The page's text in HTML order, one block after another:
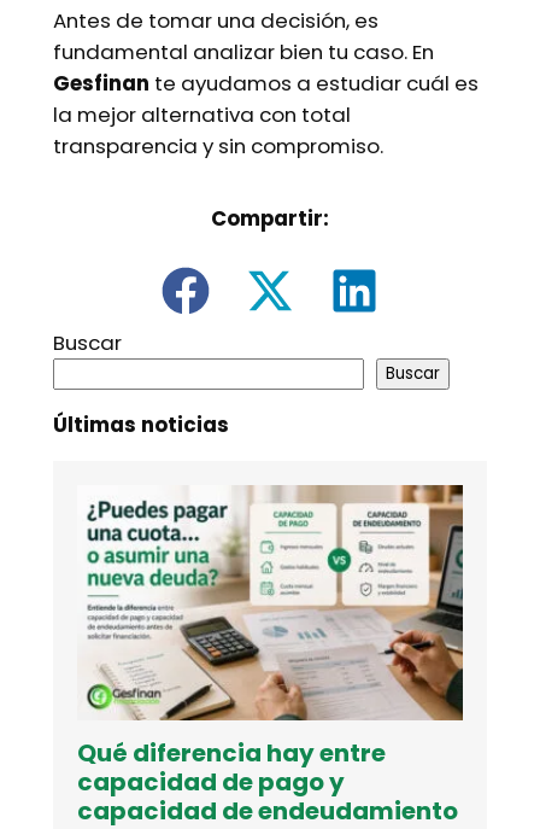
Antes de tomar una decisión, es
fundamental analizar bien tu caso. En
Gesfinan te ayudamos a estudiar cuál es
la mejor alternativa con total
transparencia y sin compromiso.
Compartir:
Buscar
Buscar
Últimas noticias
Qué diferencia hay entre
capacidad de pago y
capacidad de endeudamiento